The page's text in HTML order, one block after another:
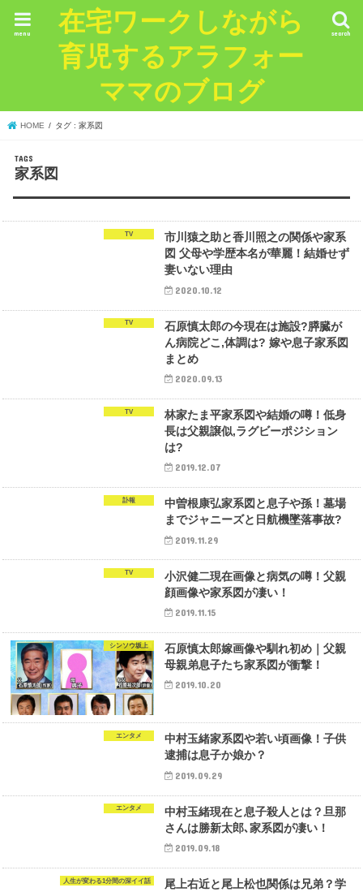
在宅ワークしながら
育児するアラフォー
ママのブログ
search
menu
HOME タグ : 家系図
家系図
TV
市川猿之助と香川照之の関係や家系
図 父母や学歴本名が華麗！結婚せず
妻いない理由
2020.10.12
TV
石原慎太郎の今現在は施設?膵臓が
ん病院どこ,体調は? 嫁や息子家系図
まとめ
2020.09.13
TV
林家たま平家系図や結婚の噂！低身
長は父親譲似,ラグビーポジション
は?
2019.12.07
訃報
中曽根康弘家系図と息子や孫！墓場
までジャニーズと日航機墜落事故?
2019.11.29
TV
小沢健二現在画像と病気の噂！父親
顔画像や家系図が凄い！
2019.11.15
シンソウ坂上
石原慎太郎嫁画像や馴れ初め｜父親
母親弟息子たち家系図が衝撃！
2019.10.20
エンタメ
中村玉緒家系図や若い頃画像！子供
逮捕は息子か娘か？
2019.09.29
エンタメ
中村玉緒現在と息子殺人とは？旦那
さんは勝新太郎､家系図が凄い！
2019.09.18
人生が変わる1分間の深イイ話
尾上右近と尾上松也関係は兄弟？学